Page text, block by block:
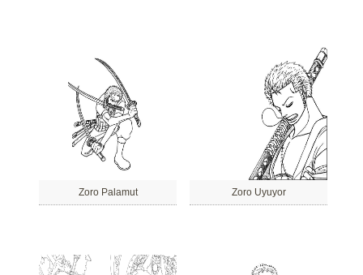
Zoro Palamut Zoro Uyuyor